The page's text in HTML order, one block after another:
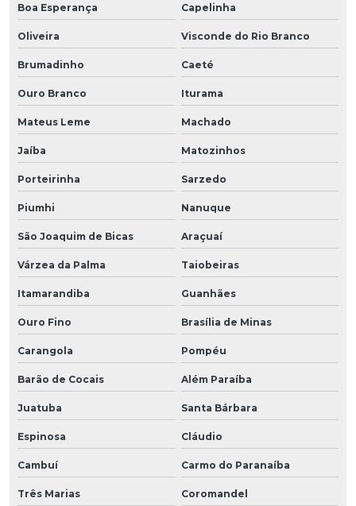
Boa Esperança Capelinha
Oliveira Visconde do Rio Branco
Brumadinho Caeté
Ouro Branco Iturama
Mateus Leme Machado
Jaíba Matozinhos
Porteirinha Sarzedo
Piumhi Nanuque
São Joaquim de Bicas Araçuaí
Várzea da Palma Taiobeiras
Itamarandiba Guanhães
Ouro Fino Brasília de Minas
Carangola Pompéu
Barão de Cocais Além Paraíba
Juatuba Santa Bárbara
Espinosa Cláudio
Cambuí Carmo do Paranaíba
Três Marias Coromandel